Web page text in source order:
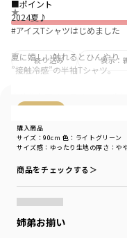
★
絞り込み 表示：
購入商品
サイズ感 ：ゆったり 生地の厚さ ：や
サイズ：90cm 色：ライトグリーン
商品をチェックする＞
姉弟お揃い
■ポイント
2024夏♪
#アイスTシャツはじめました
夏に嬉しい触れるとひんやり
”接触冷感”の半袖Tシャツ。
存在感のあるデザインです。
ポケットの中には、ちいさな
くすっと笑える、キュートな
裾のレイヤード風のデザイン
サイズ展開は80センチ～130
ベビーちゃん用にきょうだい